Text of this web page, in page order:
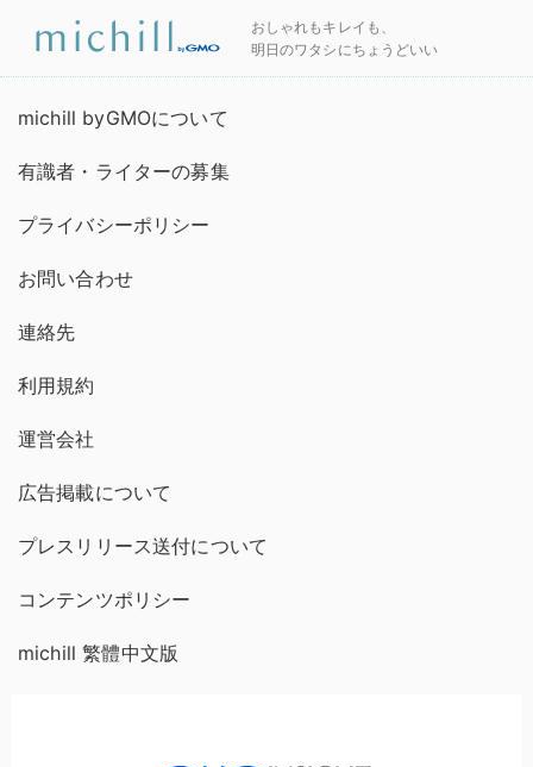
おしゃれもキレイも、
明日のワタシにちょうどいい
michill byGMOについて
有識者・ライターの募集
プライバシーポリシー
お問い合わせ
連絡先
利用規約
運営会社
広告掲載について
プレスリリース送付について
コンテンツポリシー
michill 繁體中文版